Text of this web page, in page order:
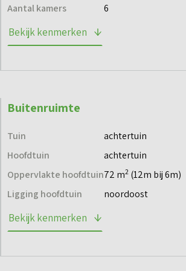
via de projectwebsite en blijf op de hoogte.
Aantal kamers 6
Bekijk kenmerken
Buitenruimte
Tuin
achtertuin
Hoofdtuin
achtertuin
Oppervlakte hoofdtuin72 m2 (12m bij 6m)
Ligging hoofdtuin
noordoost
Bekijk kenmerken